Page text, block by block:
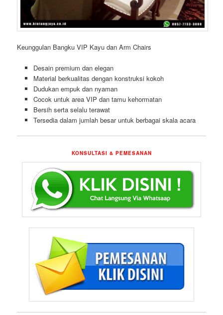
Keunggulan Bangku VIP Kayu dan Arm Chairs
Desain premium dan elegan
Material berkualitas dengan konstruksi kokoh
Dudukan empuk dan nyaman
Cocok untuk area VIP dan tamu kehormatan
Bersih serta selalu terawat
Tersedia dalam jumlah besar untuk berbagai skala acara
KONSULTASI & PEMESANAN